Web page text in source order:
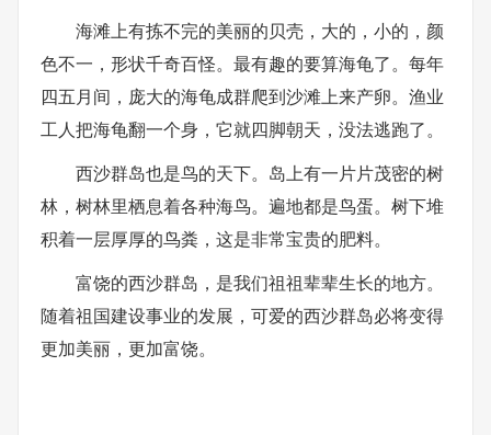
海滩上有拣不完的美丽的贝壳，大的，小的，颜
色不一，形状千奇百怪。最有趣的要算海龟了。每年
四五月间，庞大的海龟成群爬到沙滩上来产卵。渔业
工人把海龟翻一个身，它就四脚朝天，没法逃跑了。
西沙群岛也是鸟的天下。岛上有一片片茂密的树
林，树林里栖息着各种海鸟。遍地都是鸟蛋。树下堆
积着一层厚厚的鸟粪，这是非常宝贵的肥料。
富饶的西沙群岛，是我们祖祖辈辈生长的地方。
随着祖国建设事业的发展，可爱的西沙群岛必将变得
更加美丽，更加富饶。